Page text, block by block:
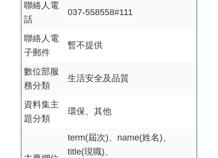
聯絡人電
話
037-558558#111
聯絡人電
子郵件
暫不提供
數位部服
務分類
生活安全及品質
資料集主
題分類
環保、其他
term(屆次)、name(姓名)、
title(現職)、